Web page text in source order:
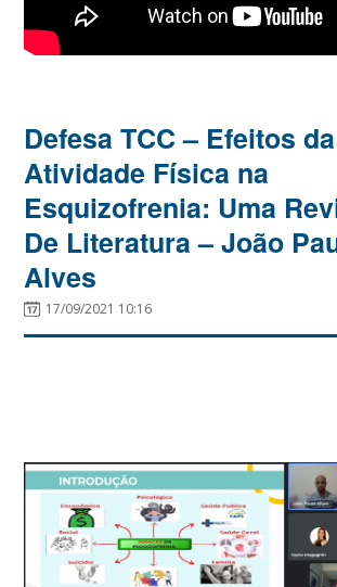
Defesa TCC – Efeitos da
Atividade Física na
Esquizofrenia: Uma
De Literatura – João
Alves
17/09/2021 10:16